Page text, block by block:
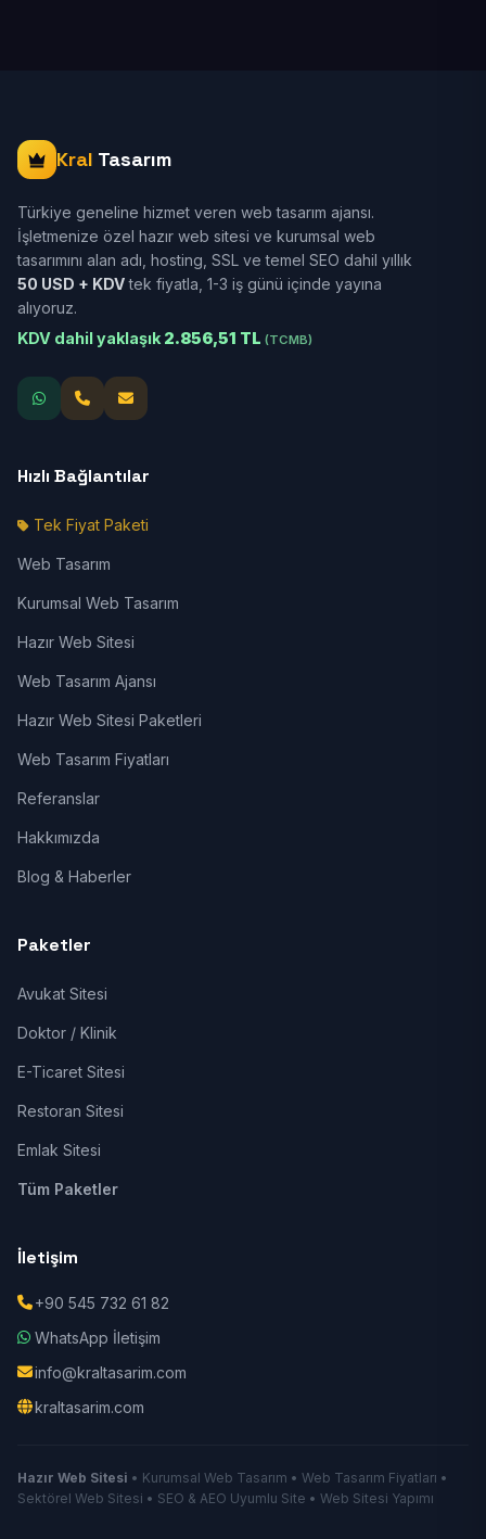
Kral Tasarım
Türkiye geneline hizmet veren web tasarım ajansı.
İşletmenize özel hazır web sitesi ve kurumsal web
tasarımını alan adı, hosting, SSL ve temel SEO dahil yıllık
50 USD + KDVtek fiyatla, 1-3 iş günü içinde yayına
alıyoruz.
KDV dahil yaklaşık 2.856,51 TL (TCMB)
Hızlı Bağlantılar
Tek Fiyat Paketi
Web Tasarım
Kurumsal Web Tasarım
Hazır Web Sitesi
Web Tasarım Ajansı
Hazır Web Sitesi Paketleri
Web Tasarım Fiyatları
Referanslar
Hakkımızda
Blog & Haberler
Paketler
Avukat Sitesi
Doktor / Klinik
E-Ticaret Sitesi
Restoran Sitesi
Emlak Sitesi
Tüm Paketler
İletişim
+90 545 732 61 82
WhatsApp İletişim
info@kraltasarim.com
kraltasarim.com
Hazır Web Sitesi • Kurumsal Web Tasarım • Web Tasarım Fiyatları •
Sektörel Web Sitesi • SEO & AEO Uyumlu Site • Web Sitesi Yapımı